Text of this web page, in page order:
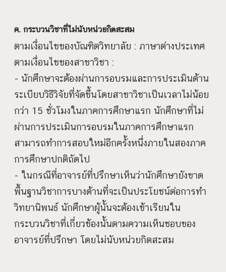
ค. กระบวนวิชาที่ไม่นับหน่วยกิตสะสม
ตามเงื่อนไขของบัณฑิตวิทยาลัย : ภาษาต่างประเทศ
ตามเงื่อนไขของสาขาวิชา :
- นักศึกษาจะต้องผ่านการอบรมและการประเมินด้าน
ระเบียบวิธีวิจัยที่จัดขึ้นโดยสาขาวิชาเป็นเวลาไม่น้อย
กว่า 15 ชั่วโมงในภาคการศึกษาแรก นักศึกษาที่ไม่
ผ่านการประเมินการอบรมในภาคการศึกษาแรก
สามารถทำการสอบใหม่อีกครั้งหนึ่งภายในสองภาค
การศึกษาปกติถัดไป
- ในกรณีที่อาจารย์ที่ปรึกษาเห็นว่านักศึกษายังขาด
พื้นฐานวิชาการบางด้านที่จะเป็นประโยชน์ต่อการทำ
วิทยานิพนธ์ นักศึกษาผู้นั้นจะต้องเข้าเรียนใน
กระบวนวิชาที่เกี่ยวข้องนั้นตามความเห็นชอบของ
อาจารย์ที่ปรึกษา โดยไม่นับหน่วยกิตสะสม